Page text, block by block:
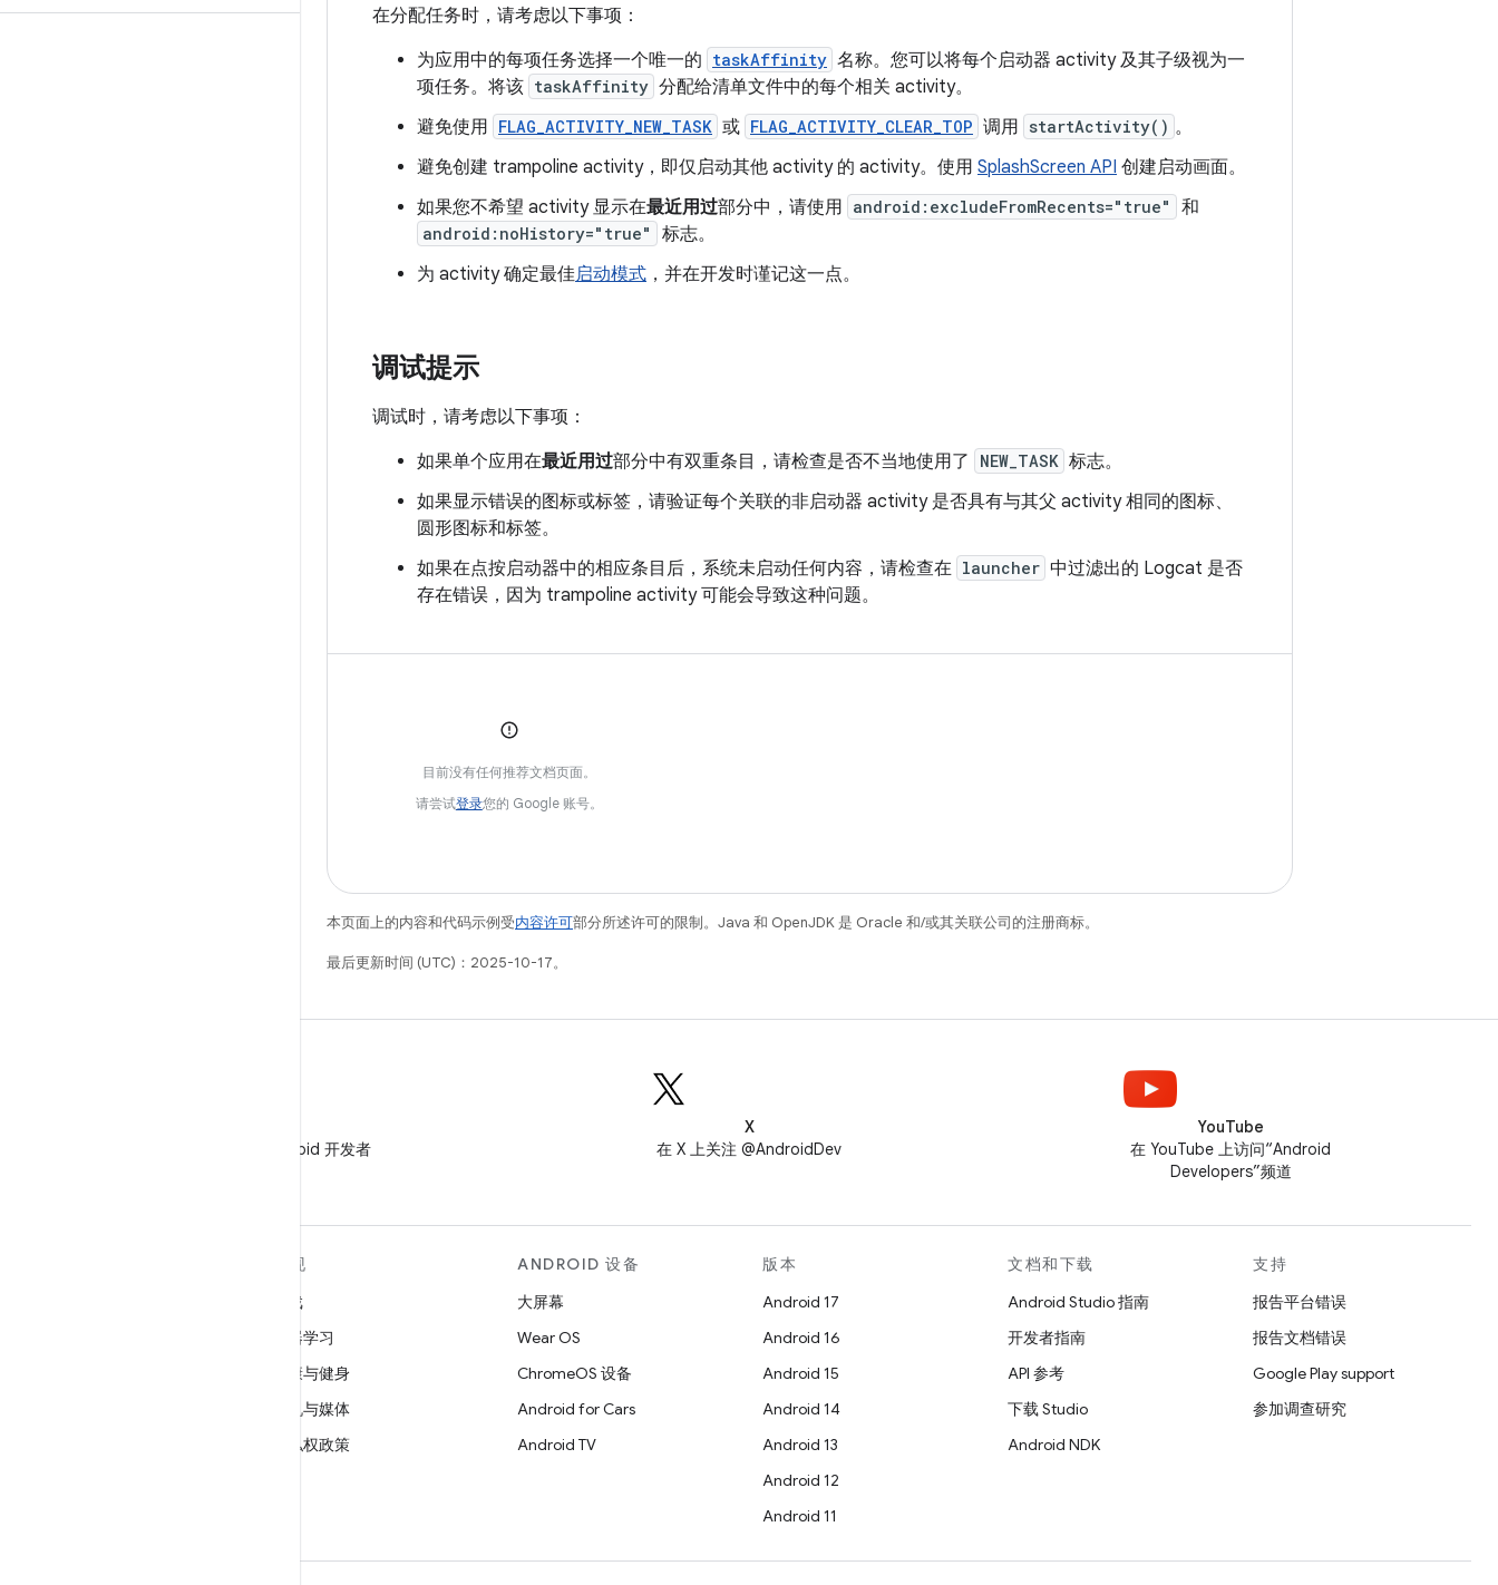
在分配任务时，请考虑以下事项：
为应用中的每项任务选择一个唯一的 taskAffinity 名称。您可以将每个启动器 activity 及其子级视为一
项任务。将该 taskAffinity 分配给清单文件中的每个相关 activity。
避免使用 FLAG_ACTIVITY_NEW_TASK 或 FLAG_ACTIVITY_CLEAR_TOP 调用 startActivity() 。
避免创建 trampoline activity，即仅启动其他 activity 的 activity。使用 SplashScreen API 创建启动画面。
如果您不希望 activity 显示在最近用过部分中，请使用 android:excludeFromRecents="true" 和
android:noHistory="true"
标志。
为 activity 确定最佳启动模式 ，并在开发时谨记这一点。
调试提示
调试时，请考虑以下事项：
如果单个应用在最近用过部分中有双重条目，请检查是否不当地使用了 NEW_TASK 标志。
如果显示错误的图标或标签，请验证每个关联的非启动器 activity 是否具有与其父 activity 相同的图标、
圆形图标和标签。
如果在点按启动器中的相应条目后，系统未启动任何内容，请检查在 launcher 中过滤出的 Logcat 是否
存在错误，因为 trampoline activity 可能会导致这种问题。
目前没有任何推荐文档页面。
请尝试登录您的 Google 账号。
本页面上的内容和代码示例受内容许可部分所述许可的限制。Java 和 OpenJDK 是 Oracle 和/或其关联公司的注册商标。
最后更新时间 (UTC)：2025-10-17。
在微信中关注 Android 开发者
X
在 X 上关注 @AndroidDev
YouTube
在 YouTube 上访问“Android
Developers”频道
发现
游戏
机器学习
健康与健身
相机与媒体
隐私权政策
ANDROID 设备
大屏幕
Wear OS
ChromeOS 设备
Android for Cars
Android TV
版本
Android 17
Android 16
Android 15
Android 14
Android 13
Android 12
Android 11
文档和下载
Android Studio 指南
开发者指南
API 参考
下载 Studio
Android NDK
支持
报告平台错误
报告文档错误
Google Play support
参加调查研究